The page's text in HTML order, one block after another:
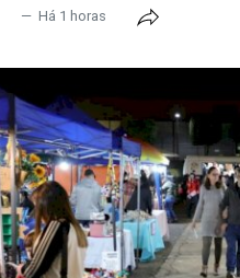
Há 1 horas